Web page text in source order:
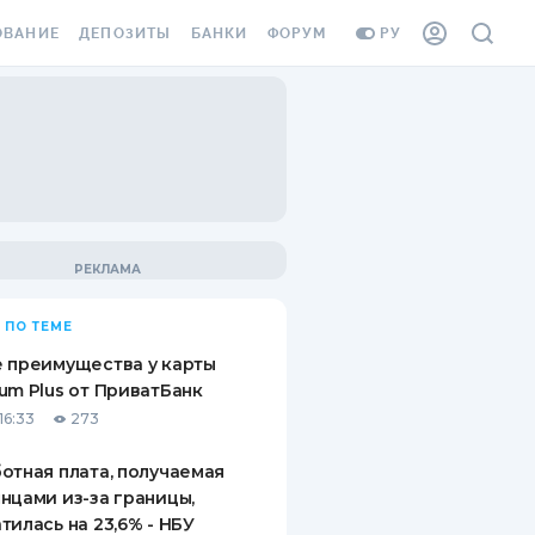
РУ
ВИНЬЕТКА
СОТРУДНИКОВ
ОТ
СЛУЧАЕВ
ДЕПОЗИТЫ
ВОПРОСЫ И ОТВЕТЫ
ПУТЕВОДИТЕЛИ ПО
БАНКИ ФОРУМ
ПО ТЕМЕ
преимущества у карты
Plus от ПриватБанк
273
плата, получаемая
из-за границы,
на 23,6% - НБУ